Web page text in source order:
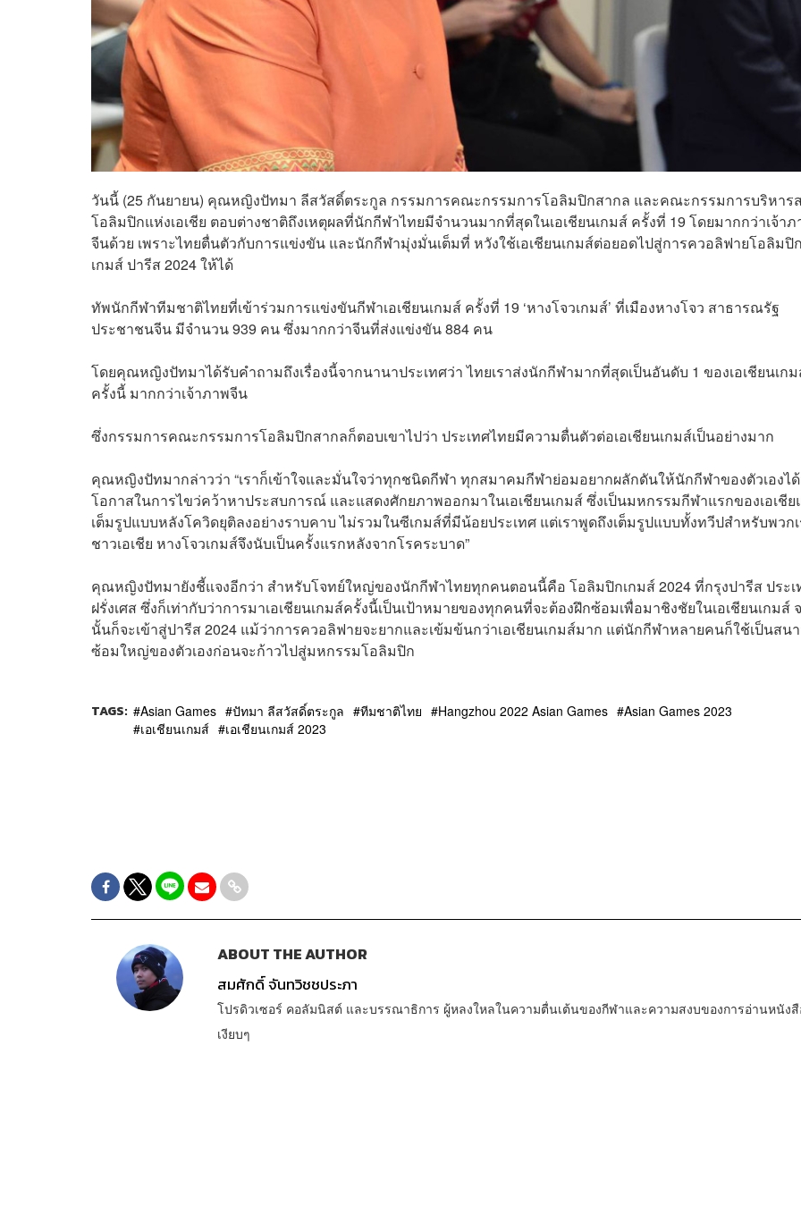
วันนี้ (25 กันยายน) คุณหญิงปัทมา ลีสวัสดิ์ตระกูล กรรมการคณะกรรมการโอลิมปิกสากล และคณะกรรมการบริหาร
โอลิมปิกแห่งเอเชีย ตอบต่างชาติถึงเหตุผลที่นักกีฬาไทยมีจำนวนมากที่สุดในเอเชียนเกมส์ ครั้งที่ 19 โดยมากกว่าเจ้าภ
จีนด้วย เพราะไทยตื่นตัวกับการแข่งขัน และนักกีฬามุ่งมั่นเต็มที่ หวังใช้เอเชียนเกมส์ต่อยอดไปสู่การควอลิฟายโอลิมปิก
เกมส์ ปารีส 2024 ให้ได้
ทัพนักกีฬาทีมชาติไทยที่เข้าร่วมการแข่งขันกีฬาเอเชียนเกมส์ ครั้งที่ 19 ‘หางโจวเกมส์’ ที่เมืองหางโจว สาธารณรัฐ
ประชาชนจีน มีจำนวน 939 คน ซึ่งมากกว่าจีนที่ส่งแข่งขัน 884 คน
โดยคุณหญิงปัทมาได้รับคำถามถึงเรื่องนี้จากนานาประเทศว่า ไทยเราส่งนักกีฬามากที่สุดเป็นอันดับ 1 ของเอเชียนเก
ครั้งนี้ มากกว่าเจ้าภาพจีน
ซึ่งกรรมการคณะกรรมการโอลิมปิกสากลก็ตอบเขาไปว่า ประเทศไทยมีความตื่นตัวต่อเอเชียนเกมส์เป็นอย่างมาก
คุณหญิงปัทมากล่าวว่า “เราก็เข้าใจและมั่นใจว่าทุกชนิดกีฬา ทุกสมาคมกีฬาย่อมอยากผลักดันให้นักกีฬาของตัวเองไ
โอกาสในการไขว่คว้าหาประสบการณ์ และแสดงศักยภาพออกมาในเอเชียนเกมส์ ซึ่งเป็นมหกรรมกีฬาแรกของเอเชีย
เต็มรูปแบบหลังโควิดยุติลงอย่างราบคาบ ไม่รวมในซีเกมส์ที่มีน้อยประเทศ แต่เราพูดถึงเต็มรูปแบบทั้งทวีปสำหรับพวก
ชาวเอเชีย หางโจวเกมส์จึงนับเป็นครั้งแรกหลังจากโรคระบาด”
คุณหญิงปัทมายังชี้แจงอีกว่า สำหรับโจทย์ใหญ่ของนักกีฬาไทยทุกคนตอนนี้คือ โอลิมปิกเกมส์ 2024 ที่กรุงปารีส ประเ
ฝรั่งเศส ซึ่งก็เท่ากับว่าการมาเอเชียนเกมส์ครั้งนี้เป็นเป้าหมายของทุกคนที่จะต้องฝึกซ้อมเพื่อมาชิงชัยในเอเชียนเกมส์
นั้นก็จะเข้าสู่ปารีส 2024 แม้ว่าการควอลิฟายจะยากและเข้มข้นกว่าเอเชียนเกมส์มาก แต่นักกีฬาหลายคนก็ใช้เป็นสน
ซ้อมใหญ่ของตัวเองก่อนจะก้าวไปสู่มหกรรมโอลิมปิก
TAGS: Asian Games ปัทมา ลีสวัสดิ์ตระกูล ทีมชาติไทย Hangzhou 2022 Asian Games
Asian Games 2023
เอเชียนเกมส์
เอเชียนเกมส์ 2023
ABOUT THE AUTHOR
สมศักดิ์ จันทวิชชประภา
โปรดิวเซอร์ คอลัมนิสต์ และบรรณาธิการ ผู้หลงใหลในความตื่นเต้นของกีฬาและความสงบของการอ่านหนัง
เงียบๆ